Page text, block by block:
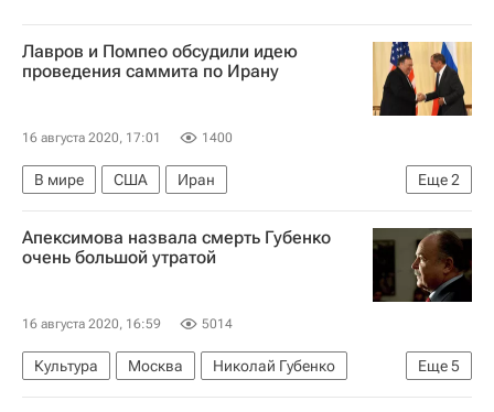
Лавров и Помпео обсудили идею
проведения саммита по Ирану
16 августа 2020, 17:01 1400
Еще2
В мире США
Иран
Совет Безопасности ООН
Россия
Апексимова назвала смерть Губенко
очень большой утратой
16 августа 2020, 16:59 5014
Еще5
Культура Москва
Николай Губенко
Театр на Таганке
Ирина Апексимова